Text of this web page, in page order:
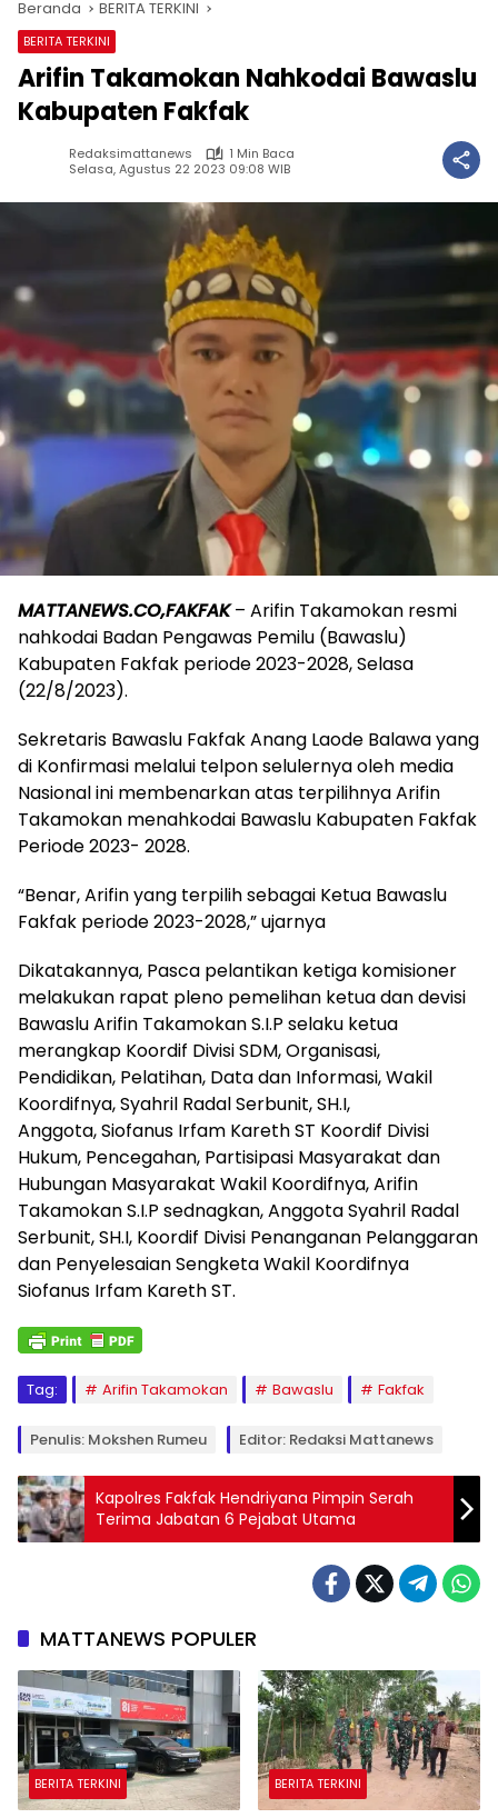
Beranda BERITA TERKINI
BERITA TERKINI
Arifin Takamokan Nahkodai Bawaslu
Kabupaten Fakfak
Redaksimattanews
1 Min Baca
Selasa, Agustus 22 2023 09:08 WIB
MATTANEWS.CO,FAKFAK– Arifin Takamokan resmi
nahkodai Badan Pengawas Pemilu (Bawaslu)
Kabupaten Fakfak periode 2023-2028, Selasa
(22/8/2023).
Sekretaris Bawaslu Fakfak Anang Laode Balawa yang
di Konfirmasi melalui telpon selulernya oleh media
Nasional ini membenarkan atas terpilihnya Arifin
Takamokan menahkodai Bawaslu Kabupaten Fakfak
Periode 2023- 2028.
“Benar, Arifin yang terpilih sebagai Ketua Bawaslu
Fakfak periode 2023-2028,” ujarnya
Dikatakannya, Pasca pelantikan ketiga komisioner
melakukan rapat pleno pemelihan ketua dan devisi
Bawaslu Arifin Takamokan S.I.P selaku ketua
merangkap Koordif Divisi SDM, Organisasi,
Pendidikan, Pelatihan, Data dan Informasi, Wakil
Koordifnya, Syahril Radal Serbunit, SH.I,
Anggota, Siofanus Irfam Kareth ST Koordif Divisi
Hukum, Pencegahan, Partisipasi Masyarakat dan
Hubungan Masyarakat Wakil Koordifnya, Arifin
Takamokan S.I.P sednagkan, Anggota Syahril Radal
Serbunit, SH.I, Koordif Divisi Penanganan Pelanggaran
dan Penyelesaian Sengketa Wakil Koordifnya
Siofanus Irfam Kareth ST.
Tag: Arifin Takamokan Bawaslu Fakfak
Penulis: Mokshen Rumeu Editor: Redaksi Mattanews
Kapolres Fakfak Hendriyana Pimpin Serah
Terima Jabatan 6 Pejabat Utama
MATTANEWS POPULER
BERITA TERKINI BERITA TERKINI